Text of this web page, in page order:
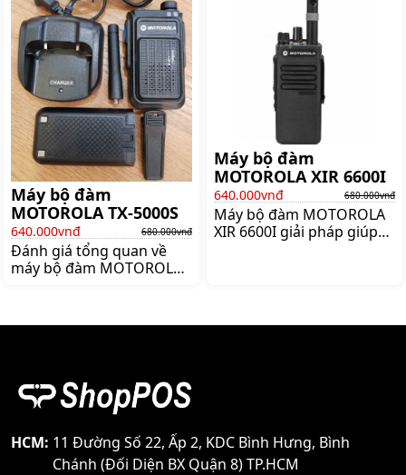
CP 3300 Với những ưu
điểm vượt trội
chốt để cạnh tranh được
nằm ở việc họ áp dụng
công nghệ vào hoạt động
kinh doanh như thế nào
Và đối với vấn đề giao tiếp
nội bộ khi làm việc máy bộ
đàm đang là thiết bị được
ứng dụng rộng rãi
Máy bộ đàm
MOTOROLA TX-5000S
640.000vnđ 680.000vnđ
Đánh giá tổng quan về
máy bộ đàm MOTOROLA
người lựa chọn và tin sử
dụng nhất hiện nay Bởi
mức giá phải chăng và
thích hợp trong mọi môi
Máy bộ đàm
MOTOROLA XIR 6600I
640.000vnđ 680.000vnđ
Máy bộ đàm MOTOROLA
XIR 6600I giải pháp giúp
phải
HCM: 11 Đường Số 22, Ấp 2, KDC Bình Hưng, Bình
Chánh (Đối Diện BX Quận 8) TP.HCM